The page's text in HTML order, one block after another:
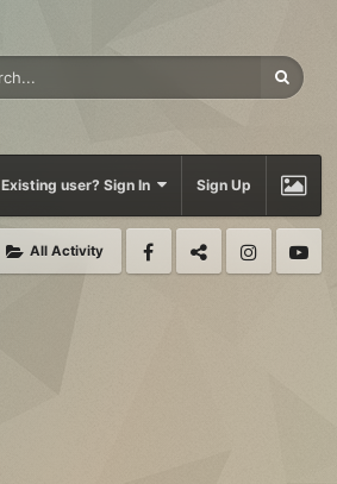
Existing user? Sign In Sign Up
All Activity